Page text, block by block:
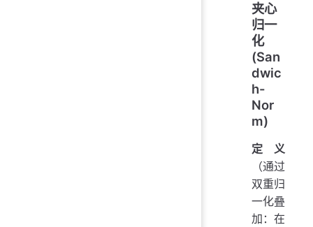
夹心
归一
化
(San
dwic
h-
Nor
m)
定义
（通过
双重归
一化叠
加：在